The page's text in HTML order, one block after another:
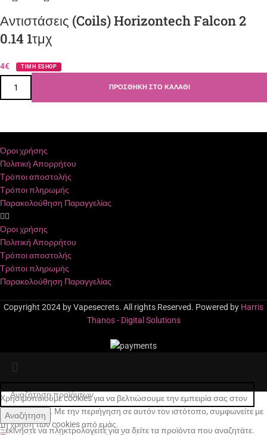
Αντιστάσεις (Coils) Horizontech Falcon 2
0.14 1τμχ
4€ ΤΙΜΗ ESHOP
ΠΡΟΣΘΉΚΗ ΣΤΟ ΚΑΛΆΘΙ
Όροι χρήσης
Πολιτική Απορρήτου
Τρόποι αποστολής
Τρόποι πληρωμής
Παρακολούθηση Παραγγελίας
Όροι χρήσης
Πολιτική Απορρήτου
Τρόποι αποστολής
Τρόποι πληρωμής
Παρακολούθηση Παραγγελίας
Copyright 2024 by Vapesecrets. All rights Reserved. Powered by Harris
Thanos - Digital Solutions
Αναζήτηση
Ξεκινήστε να πληκτρολογείτε για να δείτε τα προϊόντα που αναζητάτε.
Χρησιμοποιούμε cookies για να βελτιώσουμε την εμπειρία σας στον
ιστότοπό μας. Με την περιήγηση σε αυτόν τον ιστότοπο, συμφωνείτε με
τη χρήση των cookies από εμάς.